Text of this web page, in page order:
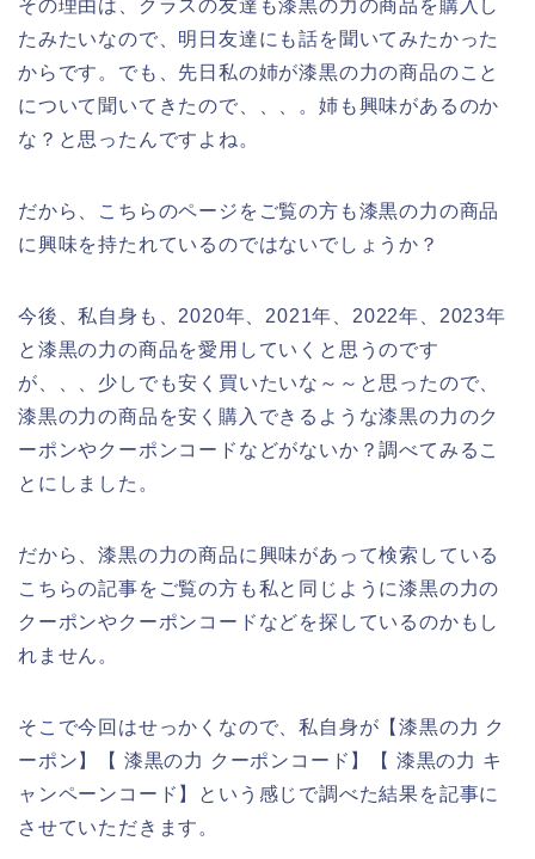
その理由は、クラスの友達も漆黒の力の商品を購入し
たみたいなので、明日友達にも話を聞いてみたかった
からです。でも、先日私の姉が漆黒の力の商品のこと
について聞いてきたので、、、。姉も興味があるのか
な？と思ったんですよね。
だから、こちらのページをご覧の方も漆黒の力の商品
に興味を持たれているのではないでしょうか？
今後、私自身も、2020年、2021年、2022年、2023年
と漆黒の力の商品を愛用していくと思うのです
が、、、少しでも安く買いたいな～～と思ったので、
漆黒の力の商品を安く購入できるような漆黒の力のク
ーポンやクーポンコードなどがないか？調べてみるこ
とにしました。
だから、漆黒の力の商品に興味があって検索している
こちらの記事をご覧の方も私と同じように漆黒の力の
クーポンやクーポンコードなどを探しているのかもし
れません。
そこで今回はせっかくなので、私自身が【漆黒の力 ク
ーポン】【 漆黒の力 クーポンコード】【 漆黒の力 キ
ャンペーンコード】という感じで調べた結果を記事に
させていただきます。